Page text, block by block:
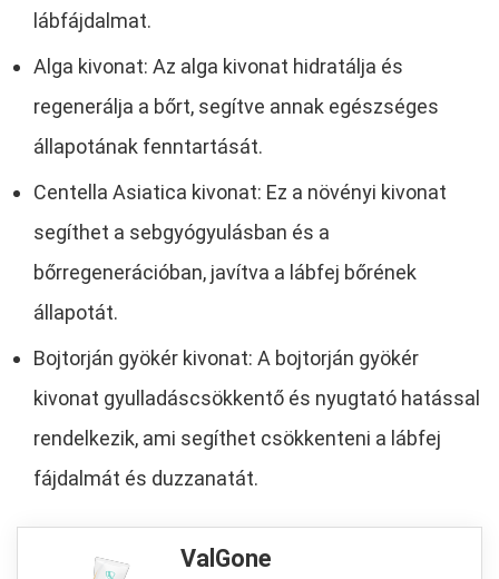
lábfájdalmat.
Alga kivonat: Az alga kivonat hidratálja és
regenerálja a bőrt, segítve annak egészséges
állapotának fenntartását.
Centella Asiatica kivonat: Ez a növényi kivonat
segíthet a sebgyógyulásban és a
bőrregenerációban, javítva a lábfej bőrének
állapotát.
Bojtorján gyökér kivonat: A bojtorján gyökér
kivonat gyulladáscsökkentő és nyugtató hatással
rendelkezik, ami segíthet csökkenteni a lábfej
fájdalmát és duzzanatát.
ValGone